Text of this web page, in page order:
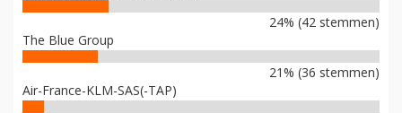
24% (42 stemmen)
The Blue Group
21% (36 stemmen)
Air-France-KLM-SAS(-TAP)